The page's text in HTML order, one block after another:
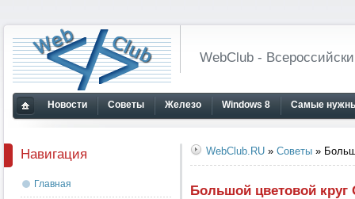
WebClub -
Новости Советы Железо Windows 8 Самые
WebClub.RU » Советы »
Большой цветовой круг
Навигация
Главная